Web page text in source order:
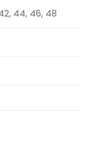
44, 46, 48